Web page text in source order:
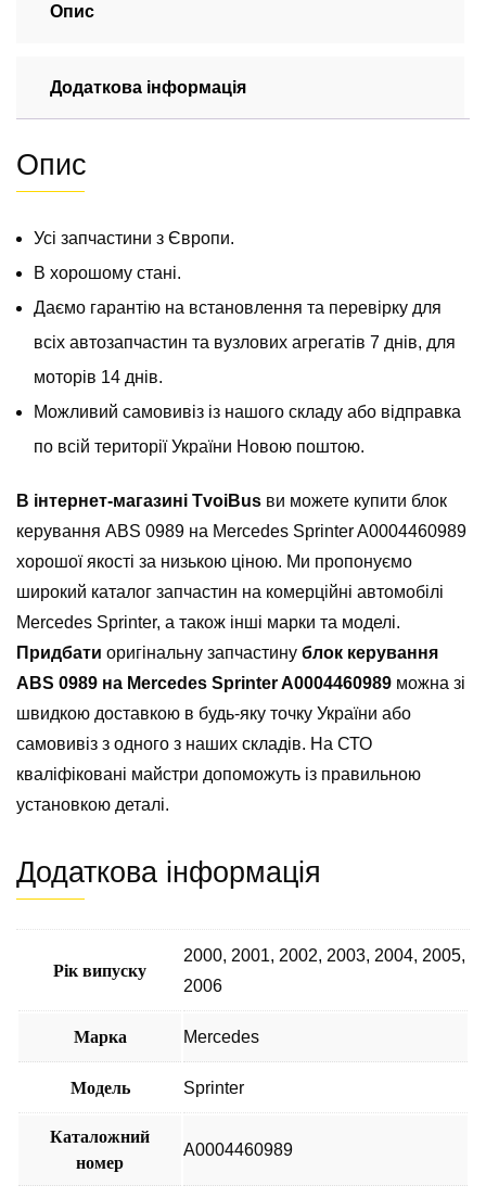
Mercedes
кількість
Опис
Додаткова інформація
Опис
Усі запчастини з Європи.
В хорошому стані.
Даємо гарантію на встановлення та перевірку для
всіх автозапчастин та вузлових агрегатів 7 днів, для
моторів 14 днів.
Можливий самовивіз із нашого складу або відправка
по всій території України Новою поштою.
В інтернет-магазині TvoiBus ви можете купити блок
керування ABS 0989 на Mercedes Sprinter A0004460989
хорошої якості за низькою ціною. Ми пропонуємо
широкий каталог запчастин на комерційні автомобілі
Mercedes Sprinter, а також інші марки та моделі.
Придбати оригінальну запчастину блок керування
ABS 0989 на Mercedes Sprinter A0004460989 можна зі
швидкою доставкою в будь-яку точку України або
самовивіз з одного з наших складів. На СТО
кваліфіковані майстри допоможуть із правильною
установкою деталі.
Додаткова інформація
Рік випуску
2000, 2001, 2002, 2003, 2004, 2005,
2006
Марка Mercedes
Модель Sprinter
Каталожний
номер
A0004460989